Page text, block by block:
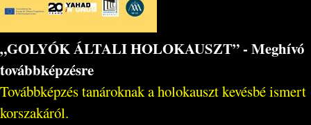
„GOLYÓK ÁLTALI HOLOKAUSZT” - Meghívó
továbbképzésre
Továbbképzés tanároknak a holokauszt kevésbé ismert
korszakáról.